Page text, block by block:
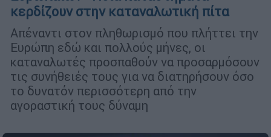
κερδίζουν στην καταναλωτική πίτα
Απέναντι στον πληθωρισμό που πλήττει την
Ευρώπη εδώ και πολλούς μήνες, οι
καταναλωτές προσπαθούν να προσαρμόσουν
τις συνήθειές τους για να διατηρήσουν όσο
το δυνατόν περισσότερη από την
αγοραστική τους δύναμη